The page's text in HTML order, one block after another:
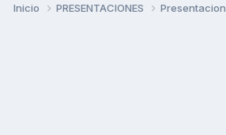
Inicio PRESENTACIONES